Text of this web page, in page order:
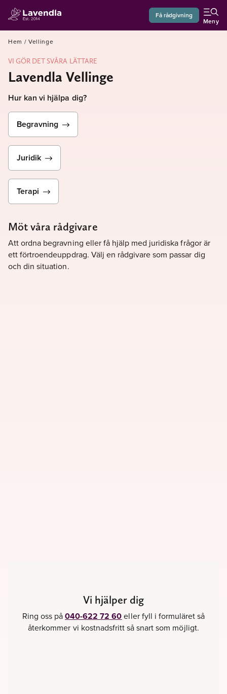
Få rådgivning
Meny
Hem / Vellinge
VI GÖR DET SVÅRA LÄTTARE
Lavendla Vellinge
Hur kan vi hjälpa dig?
Begravning
Juridik
Terapi
Möt våra rådgivare
Att ordna begravning eller få hjälp med juridiska frågor är
ett förtroendeuppdrag. Välj en rådgivare som passar dig
och din situation.
Vi hjälper dig
Ring oss på040-622 72 60eller fyll i formuläret så
återkommer vi kostnadsfritt så snart som möjligt.